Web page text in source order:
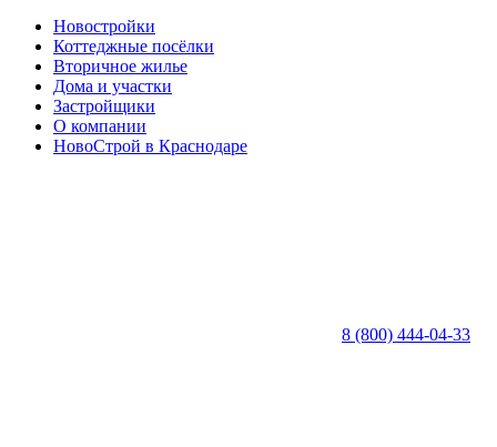
Новостройки
Коттеджные посёлки
Вторичное жилье
Дома и участки
Застройщики
О компании
НовоСтрой в Краснодаре
8 (800) 444-04-33